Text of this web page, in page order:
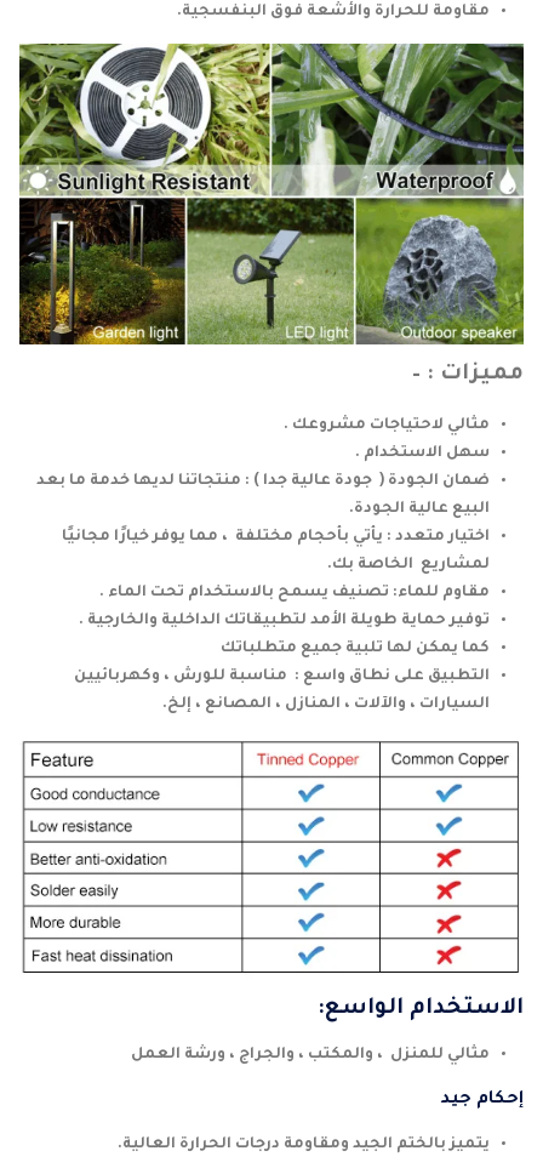
مقاومة للحرارة والأشعة فوق البنفسجية.
مميزات : –
مثالي لاحتياجات مشروعك .
سهل الاستخدام .
ضمان الجودة ( جودة عالية جدا ) : منتجاتنا لديها خدمة ما بعد
البيع عالية الجودة.
اختيار متعدد : يأتي بأحجام مختلفة ، مما يوفر خيارًا مجانيًا
لمشاريع الخاصة بك.
مقاوم للماء: تصنيف يسمح بالاستخدام تحت الماء .
توفير حماية طويلة الأمد لتطبيقاتك الداخلية والخارجية .
كما يمكن لها تلبية جميع متطلباتك
التطبيق على نطاق واسع : مناسبة للورش ، وكهربائيين
السيارات ، والآلات ، المنازل ، المصانع ، إلخ.
الاستخدام الواسع:
مثالي للمنزل ، والمكتب ، والجراج ، ورشة العمل
إحكام جيد
يتميز بالختم الجيد ومقاومة درجات الحرارة العالية.